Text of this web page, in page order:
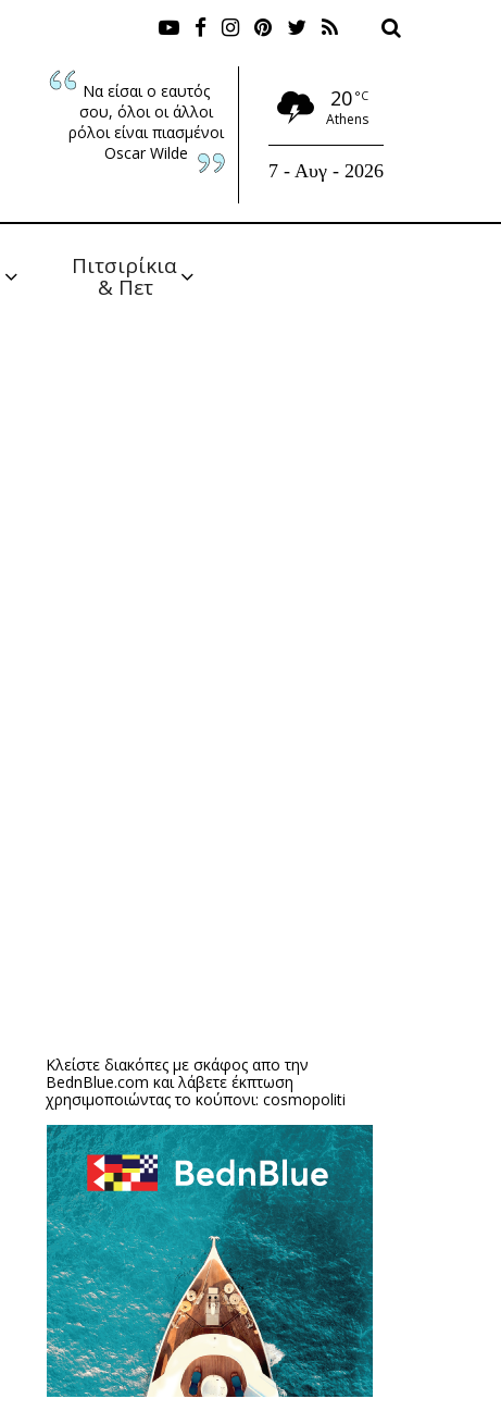
Να είσαι ο εαυτός
σου, όλοι οι άλλοι
ρόλοι είναι πιασμένοι
Oscar Wilde
20 °C
Athens
7 - Αυγ - 2026
Πιτσιρίκια
& Πετ
Κλείστε διακόπες με σκάφος απο την
BednBlue.com και λάβετε έκπτωση
χρησιμοποιώντας το κούπονι: cosmopoliti